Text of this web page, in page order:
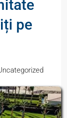
pe